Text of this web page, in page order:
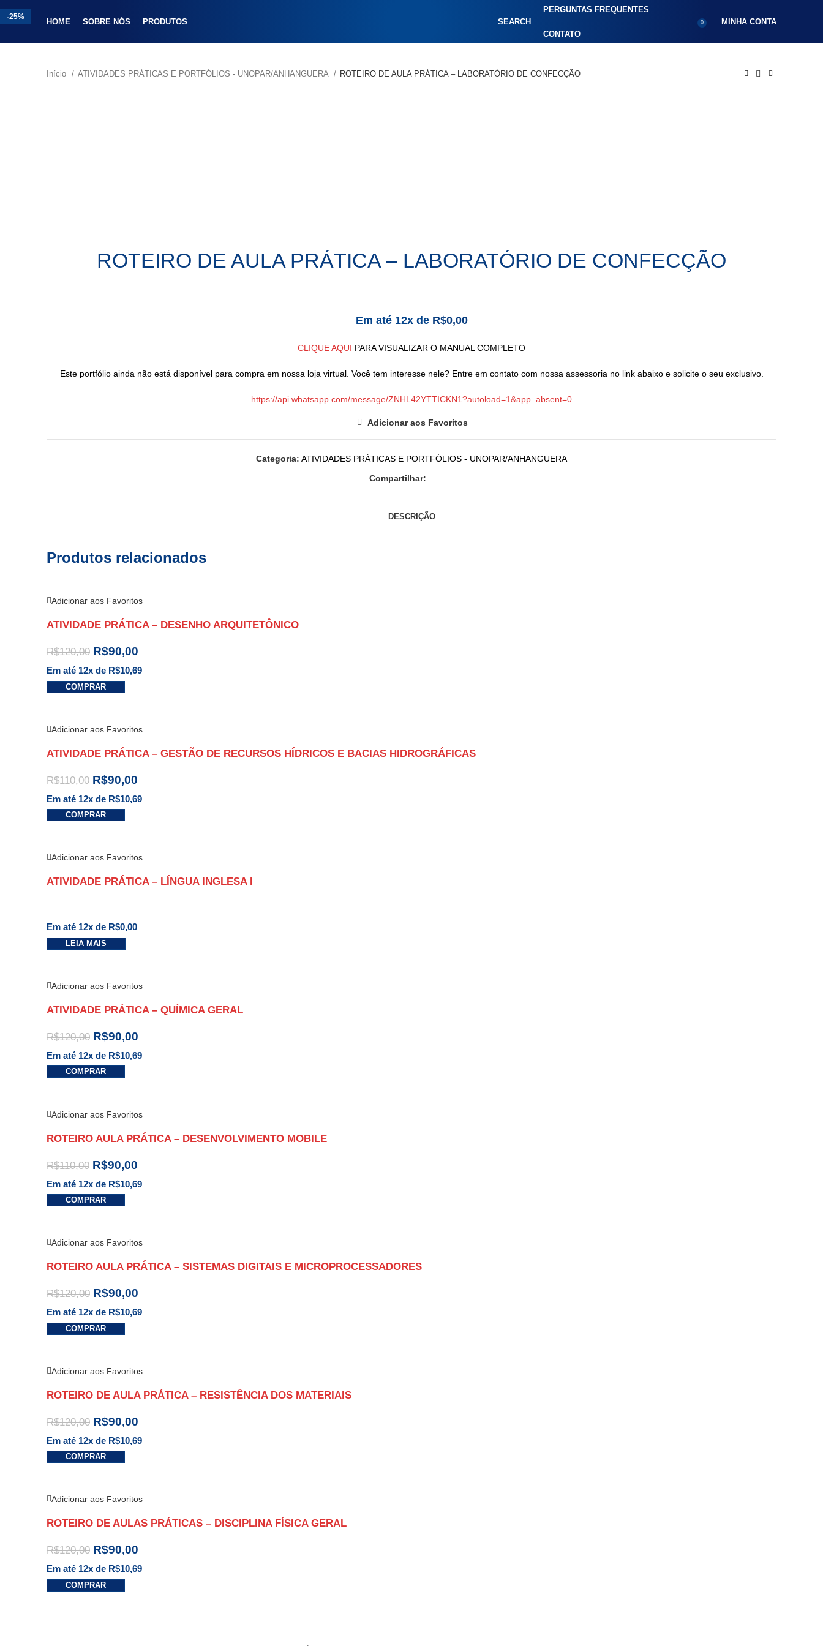
HOME SOBRE NÓS PRODUTOS SEARCH
PERGUNTAS FREQUENTES
CONTATO
0 MINHA CONTA
Início ATIVIDADES PRÁTICAS E PORTFÓLIOS - UNOPAR/ANHANGUERA ROTEIRO DE AULA PRÁTICA – LABORATÓRIO DE CONFECÇÃO
ROTEIRO DE AULA PRÁTICA – LABORATÓRIO DE CONFECÇÃO
Em até 12x de R$0,00
CLIQUE AQUI PARA VISUALIZAR O MANUAL COMPLETO
Este portfólio ainda não está disponível para compra em nossa loja virtual. Você tem interesse nele? Entre em contato com nossa assessoria no link abaixo e solicite o seu exclusivo.
https://api.whatsapp.com/message/ZNHL42YTTICKN1?autoload=1&app_absent=0
Adicionar aos Favoritos
Categoria: ATIVIDADES PRÁTICAS E PORTFÓLIOS - UNOPAR/ANHANGUERA
Compartilhar:
DESCRIÇÃO
Produtos relacionados
-25%
Adicionar aos Favoritos
ATIVIDADE PRÁTICA – DESENHO ARQUITETÔNICO
R$120,00 R$90,00
Em até 12x de R$10,69
COMPRAR
-18%
Adicionar aos Favoritos
ATIVIDADE PRÁTICA – GESTÃO DE RECURSOS HÍDRICOS E BACIAS HIDROGRÁFICAS
R$110,00 R$90,00
Em até 12x de R$10,69
COMPRAR
Adicionar aos Favoritos
ATIVIDADE PRÁTICA – LÍNGUA INGLESA I
Em até 12x de R$0,00
LEIA MAIS
-25%
Adicionar aos Favoritos
ATIVIDADE PRÁTICA – QUÍMICA GERAL
R$120,00 R$90,00
Em até 12x de R$10,69
COMPRAR
-18%
Adicionar aos Favoritos
ROTEIRO AULA PRÁTICA – DESENVOLVIMENTO MOBILE
R$110,00 R$90,00
Em até 12x de R$10,69
COMPRAR
-25%
Adicionar aos Favoritos
ROTEIRO AULA PRÁTICA – SISTEMAS DIGITAIS E MICROPROCESSADORES
R$120,00 R$90,00
Em até 12x de R$10,69
COMPRAR
-25%
Adicionar aos Favoritos
ROTEIRO DE AULA PRÁTICA – RESISTÊNCIA DOS MATERIAIS
R$120,00 R$90,00
Em até 12x de R$10,69
COMPRAR
-25%
Adicionar aos Favoritos
ROTEIRO DE AULAS PRÁTICAS – DISCIPLINA FÍSICA GERAL
R$120,00 R$90,00
Em até 12x de R$10,69
COMPRAR